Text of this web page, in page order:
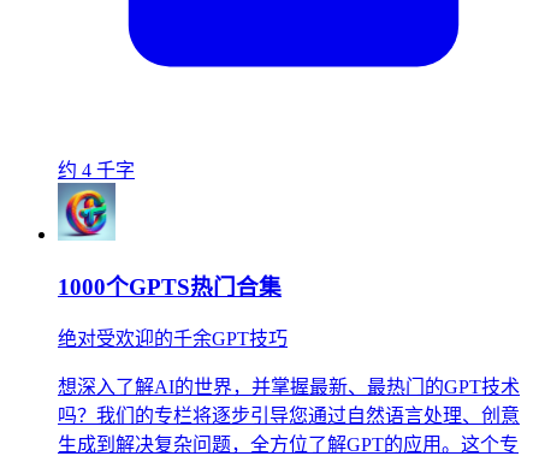
约 4 千字
1000个GPTS热门合集
绝对受欢迎的千余GPT技巧
想深入了解AI的世界，并掌握最新、最热门的GPT技术
吗？我们的专栏将逐步引导您通过自然语言处理、创意
生成到解决复杂问题，全方位了解GPT的应用。这个专